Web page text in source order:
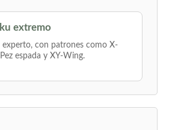
extremo
experto, con patrones como X-
espada y XY-Wing.